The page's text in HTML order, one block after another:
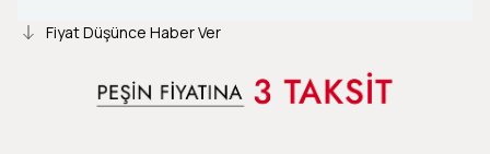
Fiyat Düşünce Haber Ver